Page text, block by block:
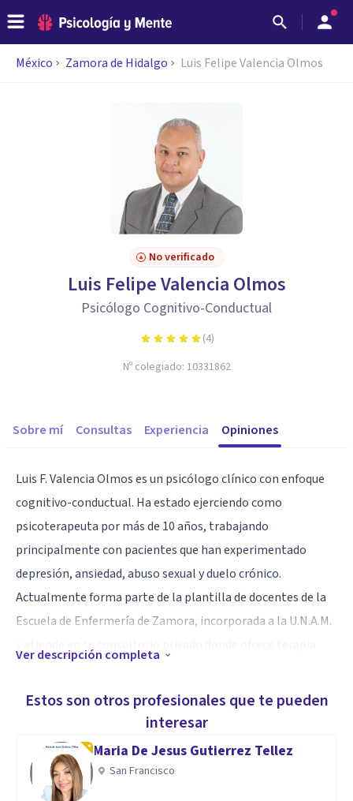
México Zamora de Hidalgo Luis Felipe Valencia Olmos
No verificado
Luis Felipe Valencia Olmos
Psicólogo Cognitivo-Conductual
(4)
Nº colegiado: 10331862
Sobre mí Consultas Experiencia Opiniones
Luis F. Valencia Olmos es un psicólogo clínico con enfoque
cognitivo-conductual. Ha estado ejerciendo como
psicoterapeuta por más de 10 años, trabajando
principalmente con pacientes que han experimentado
depresión, ansiedad, abuso sexual y duelo crónico.
Actualmente forma parte de la plantilla de docentes de la
Escuela de Enfermería de Zamora, incorporada a la U.N.A.M.
Trabajo la Terapia Cognitivo-Conductual, la cual ha
demostrado ser eficaz para una variedad de problemas que
incluyen depresión, trastornos de ansiedad, problemas
maritales, trastornos alimentarios y enfermedades
mentales graves. Me especializo en trastornos de
Ver descripción completa
Estos son otros profesionales que te pueden
interesar
Maria De Jesus Gutierrez Tellez
San Francisco